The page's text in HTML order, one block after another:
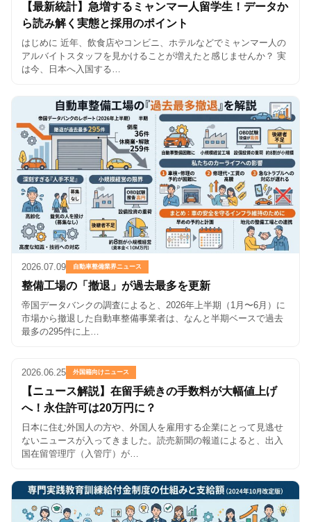
【最新統計】急増するミャンマー人留学生！データか
ら読み解く実態と採用のポイント
はじめに 近年、飲食店やコンビニ、ホテルなどでミャンマー人の
アルバイトスタッフを見かけることが増えたと感じませんか？ 実
は今、日本へ入国する…
2026.07.09 自動車整備業界ニュース
整備工場の「撤退」が過去最多を更新
帝国データバンクの調査によると、2026年上半期（1月〜6月）に
市場から撤退した自動車整備事業者は、なんと半期ベースで過去
最多の295件に上…
2026.06.25 外国籍向けニュース
【ニュース解説】在留手続きの手数料が大幅値上げ
へ！永住許可は20万円に？
日本に住む外国人の方や、外国人を雇用する企業にとって見逃せ
ないニュースが入ってきました。読売新聞の報道によると、出入
国在留管理庁（入管庁）が…